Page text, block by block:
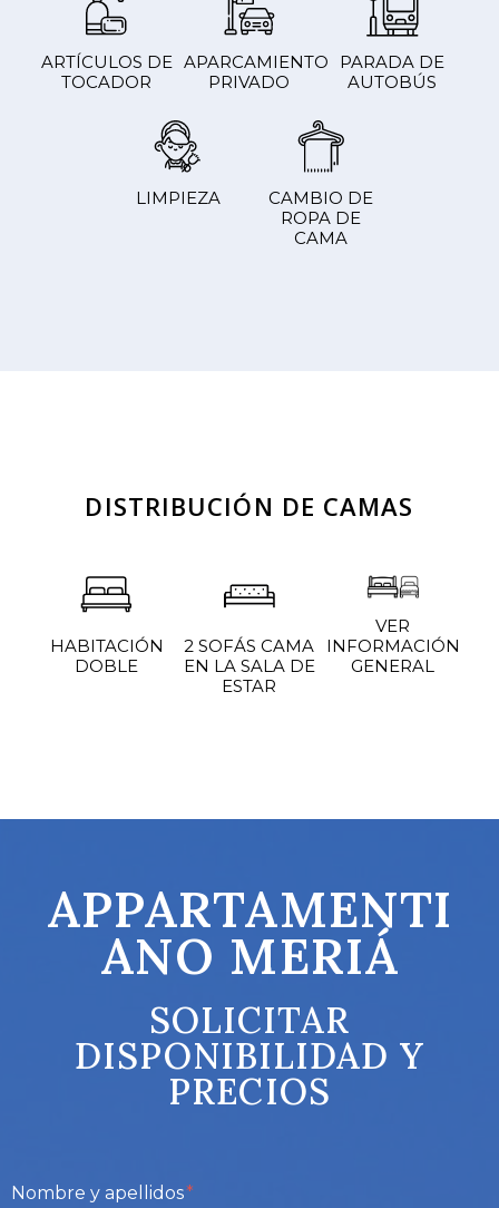
ARTÍCULOS DE
TOCADOR
APARCAMIENTO
PRIVADO
PARADA DE
AUTOBÚS
LIMPIEZA
CAMBIO DE
ROPA DE
CAMA
DISTRIBUCIÓN DE CAMAS
HABITACIÓN
DOBLE
2 SOFÁS CAMA
EN LA SALA DE
ESTAR
VER
INFORMACIÓN
GENERAL
APPARTAMENTI
ANO MERIÁ
SOLICITAR
DISPONIBILIDAD Y
PRECIOS
Nombre y apellidos